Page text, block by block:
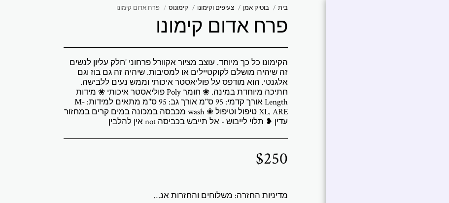
בית בוטיק אמן צעיפים וקימונו קימונוס פרח אדום קימונו
פרח אדום קימונו
הקימונו כל כך מיוחד. עוצב מציור אקוורל פרחוני 'חלק עליון לנשים
זה שיהיה מושלם לקוקטיילים או למסיבות. שיהיה זה גם בוז וגם
אלגנטי. הוא מודפס על פוליאסטר איכותי וממש נעים ללבישה.
חתיכה מיוחדת במינה. ❀ חומר Poly פוליאסטר איכותי ❀ מידות
Length אורך קדמי: 95 ס"מ אורך גב: 95 ס"מ מתאים למידות: M-
XL. ARE טיפול וטיפול ❀ wash מכבסה במכונה במים קרים במחזור
עדין ❥ תלוי לייבוש - אל תייבש בכביסה not אין להלבין
$250
מדיניות החזרה: משלוחים והחזרות אנו שולחים לכל העולם מגלריית ABStudio בישראל. הזמנות מעובדות תוך 3 עד 7 ימי עסקים. מספר מעקב יישלח לאחר משלוח ההזמנה. יצירות האמנות המקוריות נארזות באופן מקצועי ונשלחות מבוטחות במלואן. איסוף מקומי מהגלריה זמין בתיאום מראש. המחירים ללקוחות בישראל כוללים מע"מ. עבור הזמנות בינלאומיות, עשויים לחול מסי יבוא או מיסים מקומיים בעת המסירה. עמלות אלה הן באחריות הקונה. החזרות מתקבלות תוך 14 יום ממועד המסירה. יש להחזיר את יצירת האמנות במצבה ובאריזה המקוריים. משלוח וביטוח חזרה הם באחריות הקונה. אם יצירת האמנות שלך מגיעה פגומה, אנא צור איתנו קשר תוך 48 שעות. שאלות או צורך בסיוע שלח דוא"ל לכתובת abramovichp@gmail.com